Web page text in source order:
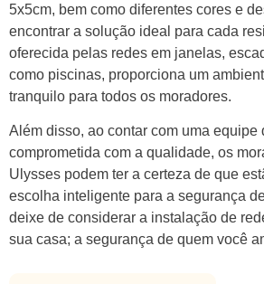
5x5cm, bem como diferentes cores e
encontrar a solução ideal para cada
oferecida pelas redes em janelas,
como piscinas, proporciona um
tranquilo para todos os moradores.
Além disso, ao contar com uma equipe
comprometida com a qualidade, os
Ulysses podem ter a certeza de que
escolha inteligente para a segurança
deixe de considerar a instalação de
sua casa; a segurança de quem você